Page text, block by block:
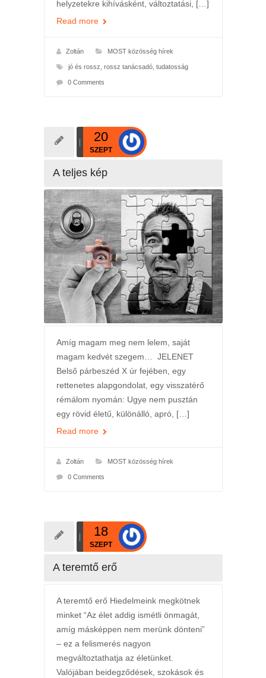
helyzetekre kihívásként, változtatási, […]
Read more
Zoltán MOST közösség hírek
jó és rossz rossz tanácsadó, tudatosság
0 Comments
20
SZEPT
A teljes kép
Amíg magam meg nem lelem, saját
magam kedvét szegem… JELENET
Belső párbeszéd X úr fejében, egy
rettenetes alapgondolat, egy visszatérő
rémálom nyomán: Ugye nem pusztán
egy rövid életű, különálló, apró, […]
Read more
Zoltán MOST közösség hírek
0 Comments
18
SZEPT
A teremtő erő
A teremtő erő Hiedelmeink megkötnek
minket “Az élet addig ismétli önmagát,
amíg másképpen nem merünk dönteni”
– ez a felismerés nagyon
megváltoztathatja az életünket.
Valójában beidegződések, szokások és